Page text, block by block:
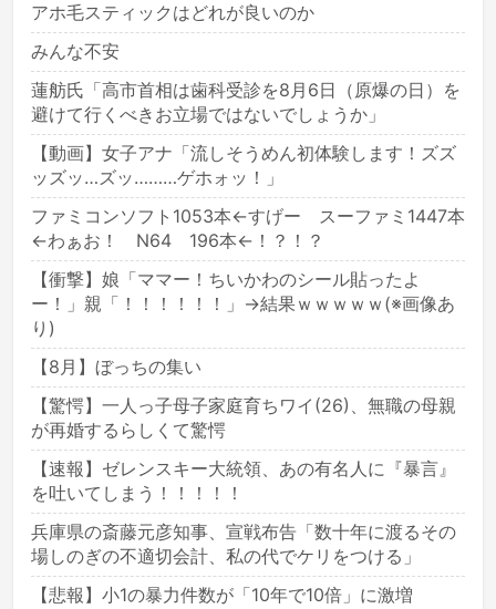
アホ毛スティックはどれが良いのか
みんな不安
蓮舫氏「高市首相は歯科受診を8月6日（原爆の日）を
避けて行くべきお立場ではないでしょうか」
【動画】女子アナ「流しそうめん初体験します！ズズ
ッズッ…ズッ………ゲホォッ！」
ファミコンソフト1053本←すげー スーファミ1447本
←わぁお！ N64 196本←！？！？
【衝撃】娘「ママー！ちいかわのシール貼ったよ
ー！」親「！！！！！！」→結果ｗｗｗｗｗ(※画像あ
り)
【8月】ぼっちの集い
【驚愕】一人っ子母子家庭育ちワイ(26)、無職の母親
が再婚するらしくて驚愕
【速報】ゼレンスキー大統領、あの有名人に『暴言』
を吐いてしまう！！！！！
兵庫県の斎藤元彦知事、宣戦布告「数十年に渡るその
場しのぎの不適切会計、私の代でケリをつける」
【悲報】小1の暴力件数が「10年で10倍」に激増